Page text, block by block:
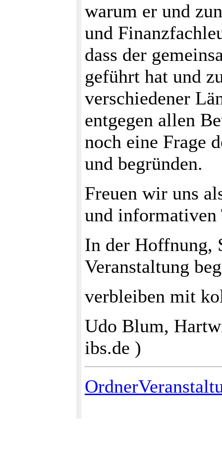
warum er und
und
dass der
geführt hat und
verschiedener
entgegen allen
noch eine Frage
und begründen.
Freuen wir uns
und informativen
In der Hoffnung,
Veranstaltung
verbleiben mit
Udo Blum,
ibs.de )